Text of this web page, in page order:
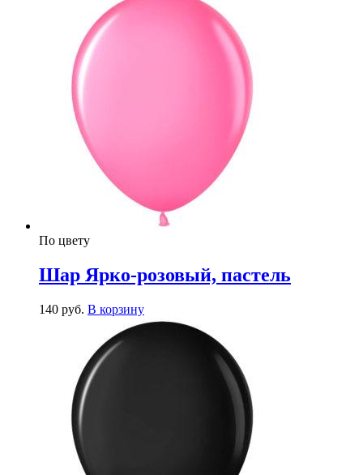
По цвету
Шар Ярко-розовый, пастель
140 руб. В корзину